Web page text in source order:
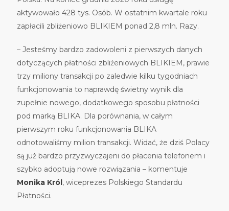
aktywowało 428 tys. Osób. W ostatnim kwartale roku
zapłacili zbliżeniowo BLIKIEM ponad 2,8 mln. Razy.
– Jesteśmy bardzo zadowoleni z pierwszych danych
dotyczących płatności zbliżeniowych BLIKIEM, prawie
trzy miliony transakcji po zaledwie kilku tygodniach
funkcjonowania to naprawdę świetny wynik dla
zupełnie nowego, dodatkowego sposobu płatności
pod marką BLIKA. Dla porównania, w całym
pierwszym roku funkcjonowania BLIKA
odnotowaliśmy milion transakcji. Widać, że dziś Polacy
są już bardzo przyzwyczajeni do płacenia telefonem i
szybko adoptują nowe rozwiązania – komentuje
Monika Król, wiceprezes Polskiego Standardu
Płatności.